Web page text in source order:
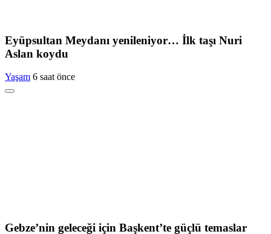
Eyüpsultan Meydanı yenileniyor… İlk taşı Nuri
Aslan koydu
Yaşam 6 saat önce
Gebze’nin geleceği için Başkent’te güçlü temaslar